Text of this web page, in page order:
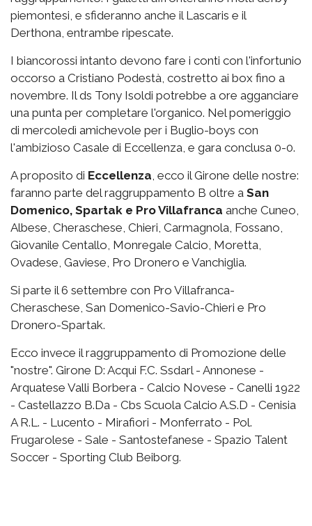
piemontesi, e sfideranno anche il Lascaris e il
Derthona, entrambe ripescate.
I biancorossi intanto devono fare i conti con l'infortunio
occorso a Cristiano Podestà, costretto ai box fino a
novembre. Il ds Tony Isoldi potrebbe a ore agganciare
una punta per completare l'organico. Nel pomeriggio
di mercoledì amichevole per i Buglio-boys con
l'ambizioso Casale di Eccellenza, e gara conclusa 0-0.
A proposito di Eccellenza, ecco il Girone delle nostre:
faranno parte del raggruppamento B oltre a San
Domenico, Spartak e Pro Villafranca anche Cuneo,
Albese, Cheraschese, Chieri, Carmagnola, Fossano,
Giovanile Centallo, Monregale Calcio, Moretta,
Ovadese, Gaviese, Pro Dronero e Vanchiglia.
Si parte il 6 settembre con Pro Villafranca-
Cheraschese, San Domenico-Savio-Chieri e Pro
Dronero-Spartak.
Ecco invece il raggruppamento di Promozione delle
"nostre". Girone D: Acqui F.C. Ssdarl - Annonese -
Arquatese Valli Borbera - Calcio Novese - Canelli 1922
- Castellazzo B.Da - Cbs Scuola Calcio A.S.D - Cenisia
A R.L. - Lucento - Mirafiori - Monferrato - Pol.
Frugarolese - Sale - Santostefanese - Spazio Talent
Soccer - Sporting Club Beiborg.